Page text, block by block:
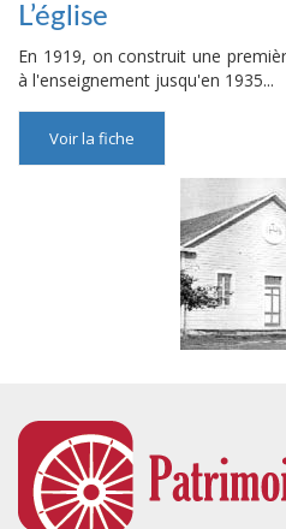
L’église
En 1919, on construit une
à l'enseignement jusqu'en 1935...
Voir la fiche